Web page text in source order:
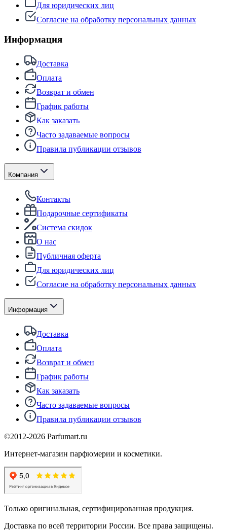
Для юридических лиц
Согласие на обработку персональных данных
Информация
Доставка
Оплата
Возврат и обмен
График работы
Как заказать
Часто задаваемые вопросы
Правила публикации отзывов
Компания
Контакты
Подарочные сертификаты
Система скидок
О нас
Публичная оферта
Для юридических лиц
Согласие на обработку персональных данных
Информация
Доставка
Оплата
Возврат и обмен
График работы
Как заказать
Часто задаваемые вопросы
Правила публикации отзывов
©2012-2026 Parfumart.ru
Интернет-магазин парфюмерии и косметики.
Только оригинальная, сертифицированная продукция.
Доставка по всей территории России. Все права защищены.